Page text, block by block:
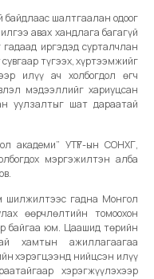
шалтгаалан одоог
авах хандлага багагүй
иргэдэд сурталчлан
түгээх, хүртээмжийг
илүү ач холбогдол өгч
мэдээллийг хариуцсан
уулзалтыг шат дараатай
академи” УТҮГ-ын СОНХГ,
мэргэжилтэн алба
шилжилтээс гадна Монгол
өөрчлөлтийн томоохон
байгаа юм. Цаашид төрийн
хамтын ажиллагаагаа
хэрэгцээнд нийцсэн илүү
хэрэгжүүлэхээр